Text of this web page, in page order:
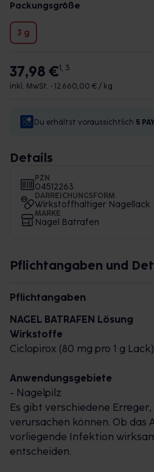
Packungsgröße
3 g
37,98 €1, 3
inkl. MwSt. • 12.660,00 € / kg
Du erhältst voraussichtlich 5
Details
PZN
04512263
DARREICHUNGSFORM
Wirkstoffhaltiger Nagellack
MARKE
Nagel Batrafen
Pflichtangaben und
Pflichtangaben
NAGEL BATRAFEN Lösung
Wirkstoffe
Ciclopirox (80 mg pro 1 g Lack)
Anwendungsgebiete
- Nagelpilz
Es gibt verschiedene
verursachen können. Ob das
vorliegende Infektion
entscheiden.